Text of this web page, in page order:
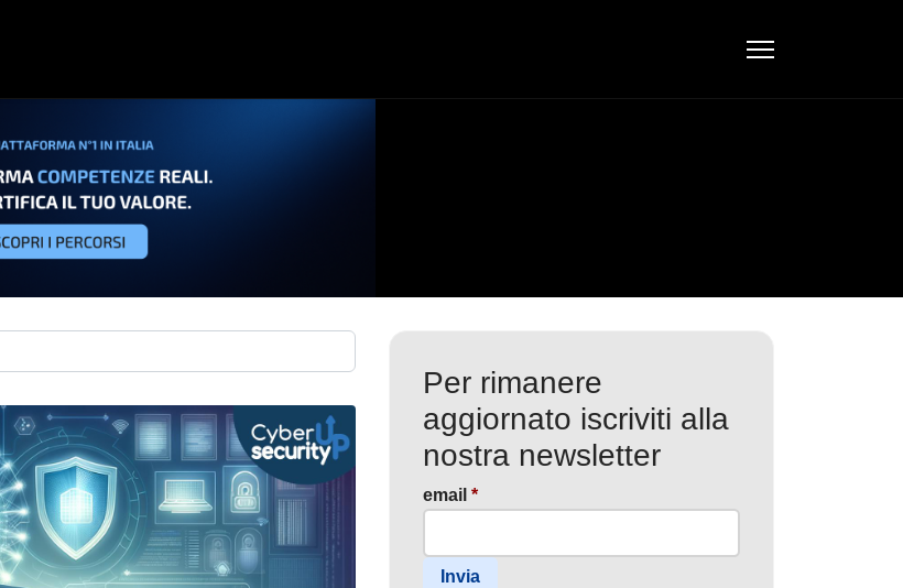
Per rimanere
aggiornato iscriviti alla
nostra newsletter
email *
Invia